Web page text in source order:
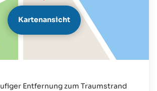
Kartenansicht
Entfernung zum Traumstrand